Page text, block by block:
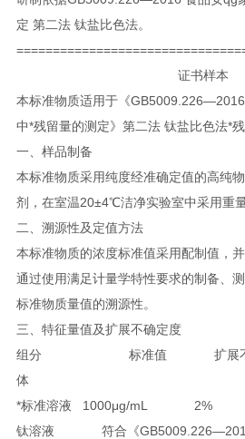
定 第二法 钛盐比色法。
证书样本
本标准物质适用于《
中*残留量的测定》第二法 钛盐比色法*残
一、样品制备
本标准物质采用纯度经准确定值的高纯
剂，在室温20±4℃洁净实验室中采用重
二、溯源性及定值方法
本标准物质的浓度标准值采用配制值，
通过使用满足计量学特性要求的制备、
标准物质量值的溯源性。
三、特征量值及扩展不确定度
组分
标准值 扩展
体
*标准溶液 1000μg/mL
2%
钛溶液
符合《